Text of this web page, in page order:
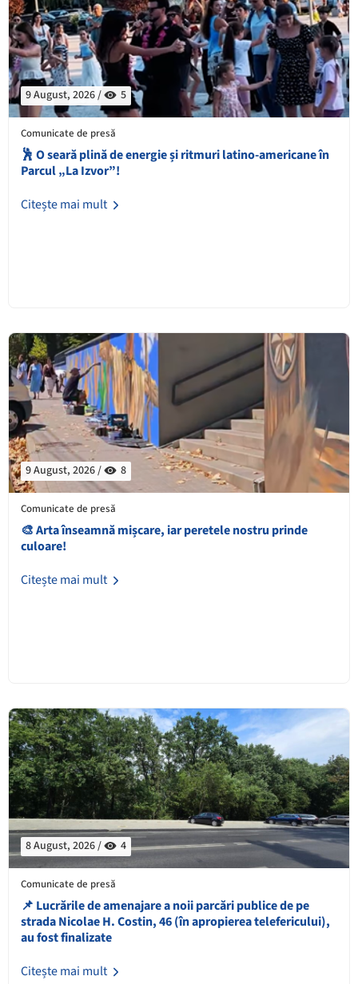
9 August, 2026 / 5
Comunicate de presă
🕺 O seară plină de energie și ritmuri latino-americane în
Parcul „La Izvor”!
Citește mai mult
9 August, 2026 / 8
Comunicate de presă
🎨 Arta înseamnă mișcare, iar peretele nostru prinde
culoare!
Citește mai mult
8 August, 2026 / 4
Comunicate de presă
📌 ​Lucrările de amenajare a noii parcări publice de pe
strada Nicolae H. Costin, 46 (în apropierea telefericului),
au fost finalizate
Citește mai mult